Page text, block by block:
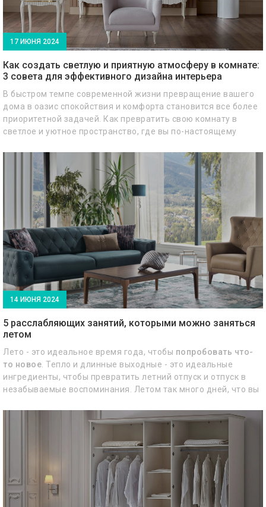
17 ИЮНЯ 2024
Как создать светлую и приятную атмосферу в комнате:
3 совета для эффективного дизайна интерьера
В быстром темпе современной жизни превращение вашего
дома в оазис спокойствия и комфорта становится все более
приоритетной задачей. Как превратить свою комнату в
светлое и уютное пространство, где вы по-настоящему
В этой статье вы найдете важные советы по дизайну
интерьера с использованием продукции Bellona. Мы
рассмотрим,как можно улучшить естественное и
искусственное освещениеи как создать приятную и
расслабляющую атмосферу в вашем доме.
14 ИЮНЯ 2024
5 расслабляющих занятий, которыми можно заняться
летом
Лето - это идеальное время года, чтобы попробовать что-
то новое . Тепло и длинные выходные - это идеальные
ингредиенты, чтобы превратить летний отпуск и отпуск в
незабываемые воспоминания. Летом так много дней, что вы
будет ни одного скучного дня отпуска.